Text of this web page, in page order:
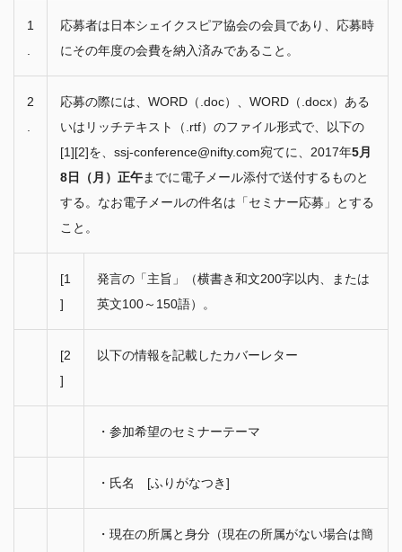
1
応募者は日本シェイクスピア協会の会員であり、応募時
にその年度の会費を納入済みであること。
2
応募の際には、WORD（.doc）、WORD（.docx）ある
いはリッチテキスト（.rtf）のファイル形式で、以下の
[1][2]を、ssj-conference@nifty.com宛てに、2017年5月
8日（月）正午までに電子メール添付で送付するものと
する。なお電子メールの件名は「セミナー応募」とする
こと。
[1
]
発言の「主旨」（横書き和文200字以内、または
英文100～150語）。
[2
]
以下の情報を記載したカバーレター
・参加希望のセミナーテーマ
・氏名　[ふりがなつき]
・現在の所属と身分（現在の所属がない場合は簡